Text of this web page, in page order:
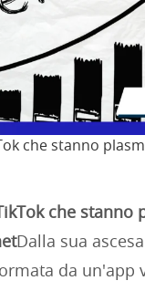
che stanno
che stanno
Dalla sua
da un'app